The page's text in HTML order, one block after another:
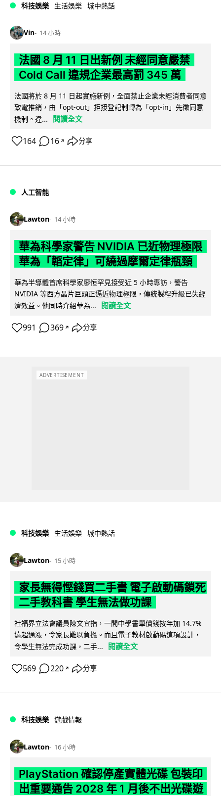
科技娛樂 生活娛樂 城中熱話
Vin 14 小時
法國 8 月 11 日出新例 未經同意嚴禁
Cold Call 違規企業最高罰 345 萬
法國將於 8 月 11 日起實施新例，全面禁止企業未經消費者同意
致電推銷，由「opt-out」拒接登記制轉為「opt-in」先徵同意
機制。違...
閱讀全文
164 16 ↗ 分享
人工智能
Lawton 14 小時
華為科學家警告 NVIDIA 已近物理極限
華為「韜定律」可繞過摩爾定律瓶頸
華為半導體首席科學家廖恒罕見接受近 5 小時專訪，警告
NVIDIA 等西方晶片巨頭正逼近物理極限，傳統製程升級已失經
濟效益。他同時介紹華為...
閱讀全文
991 369 ↗ 分享
ADVERTISEMENT
科技娛樂 生活娛樂 城中熱話
Lawton 15 小時
家長無得慳錢買二手書 電子啟動碼鎖死
二手教科書 學生無法做功課
社福界立法會議員陳文宜指，一間中學書單價錢按年加 14.7%
遠超通漲，令家長難以負擔。而且電子教材啟動碼這項設計，
令學生無法完成功課，二手...
閱讀全文
569 220 ↗ 分享
科技娛樂 遊戲情報
Lawton 16 小時
PlayStation 確認停產實體光碟 包裝印
出重要通告 2028 年 1 月後不出光碟遊